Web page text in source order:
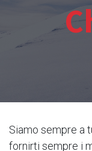
Siamo sempre a
fornirti sempre i